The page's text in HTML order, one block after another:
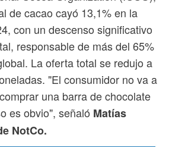
de cacao cayó 13,1% en la
con un descenso significativo
responsable de más del 65%
La oferta total se redujo a
"El consumidor no va a
una barra de chocolate
es obvio", señaló Matías
NotCo.